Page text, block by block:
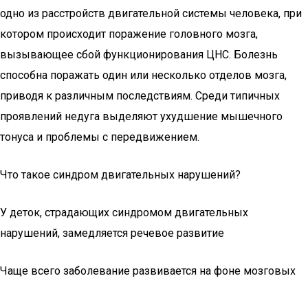
одно из расстройств двигательной системы человека, при
котором происходит поражение головного мозга,
вызывающее сбой функционирования ЦНС. Болезнь
способна поражать один или несколько отделов мозга,
приводя к различным последствиям. Среди типичных
проявлений недуга выделяют ухудшение мышечного
тонуса и проблемы с передвижением.
Что такое синдром двигательных нарушений?
У деток, страдающих синдромом двигательных
нарушений, замедляется речевое развитие
Чаще всего заболевание развивается на фоне мозговых